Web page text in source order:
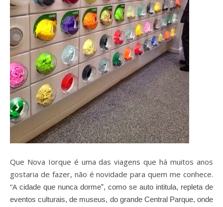
Que Nova Iorque é uma das viagens que há muitos anos
gostaria de fazer, não é novidade para quem me conhece.
“A cidade que nunca dorme”, como se auto intitula, repleta de
eventos culturais, de museus, do grande Central Parque, onde